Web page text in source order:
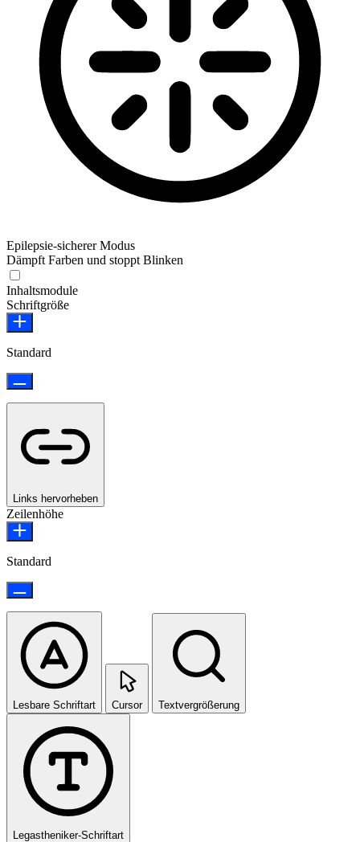
Epilepsie-sicherer Modus
Dämpft Farben und stoppt Blinken
Inhaltsmodule
Schriftgröße
Standard
Links hervorheben
Zeilenhöhe
Standard
Lesbare Schriftart Cursor Textvergrößerung
Legastheniker-Schriftart